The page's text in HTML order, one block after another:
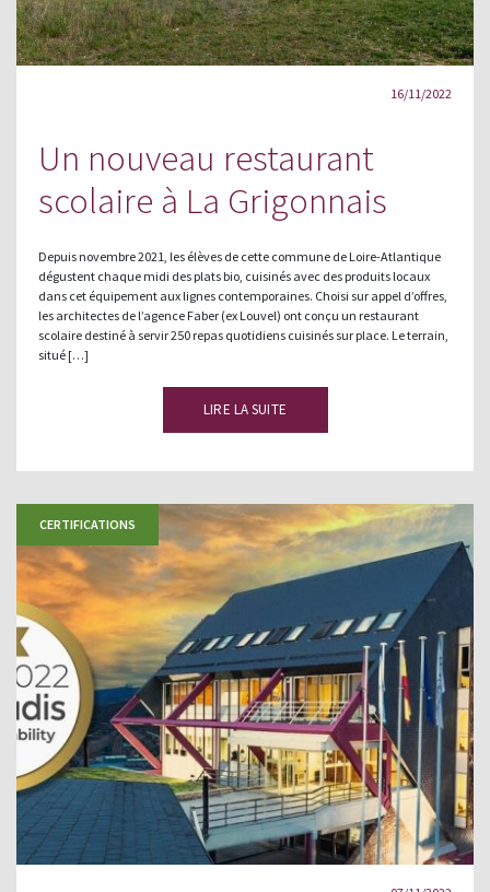
16/11/2022
Un nouveau restaurant
scolaire à La Grigonnais
Depuis novembre 2021, les élèves de cette commune de Loire-Atlantique
dégustent chaque midi des plats bio, cuisinés avec des produits locaux
dans cet équipement aux lignes contemporaines. Choisi sur appel d’offres,
les architectes de l’agence Faber (ex Louvel) ont conçu un restaurant
scolaire destiné à servir 250 repas quotidiens cuisinés sur place. Le terrain,
situé […]
LIRE LA SUITE
CERTIFICATIONS